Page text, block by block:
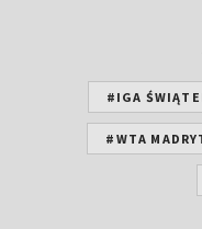
#IGA
#WTA